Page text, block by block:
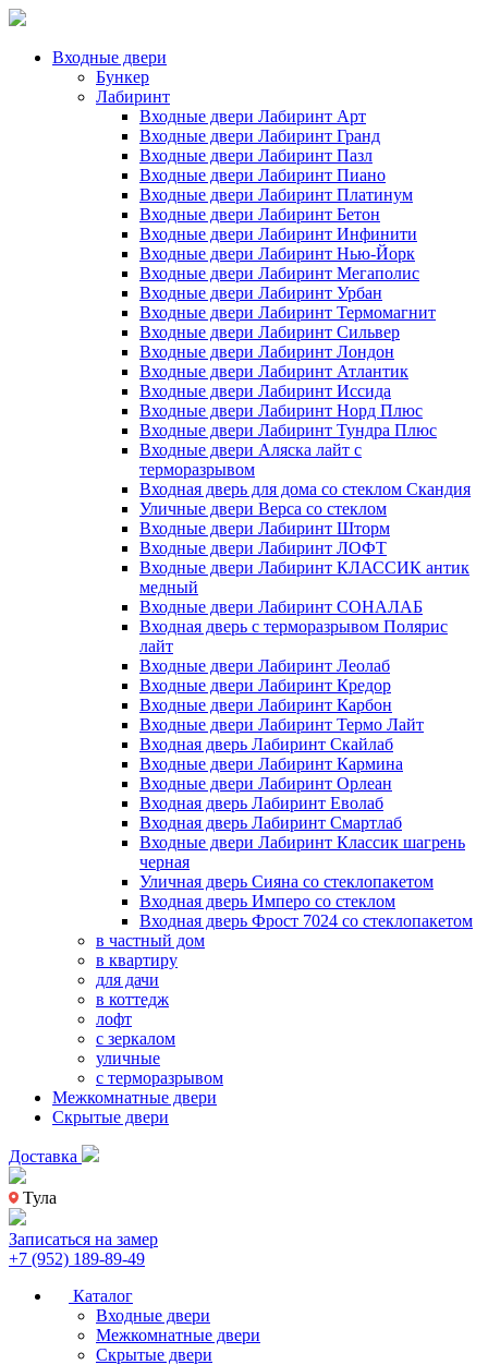
Входные двери
Бункер
Лабиринт
Входные двери Лабиринт Арт
Входные двери Лабиринт Гранд
Входные двери Лабиринт Пазл
Входные двери Лабиринт Пиано
Входные двери Лабиринт Платинум
Входные двери Лабиринт Бетон
Входные двери Лабиринт Инфинити
Входные двери Лабиринт Нью-Йорк
Входные двери Лабиринт Мегаполис
Входные двери Лабиринт Урбан
Входные двери Лабиринт Термомагнит
Входные двери Лабиринт Сильвер
Входные двери Лабиринт Лондон
Входные двери Лабиринт Атлантик
Входные двери Лабиринт Иссида
Входные двери Лабиринт Норд Плюс
Входные двери Лабиринт Тундра Плюс
Входные двери Аляска лайт с
терморазрывом
Входная дверь для дома со стеклом Скандия
Уличные двери Верса со стеклом
Входные двери Лабиринт Шторм
Входные двери Лабиринт ЛОФТ
Входные двери Лабиринт КЛАССИК антик
медный
Входные двери Лабиринт СОНАЛАБ
Входная дверь с терморазрывом Полярис
лайт
Входные двери Лабиринт Леолаб
Входные двери Лабиринт Кредор
Входные двери Лабиринт Карбон
Входные двери Лабиринт Термо Лайт
Входная дверь Лабиринт Скайлаб
Входные двери Лабиринт Кармина
Входные двери Лабиринт Орлеан
Входная дверь Лабиринт Еволаб
Входная дверь Лабиринт Смартлаб
Входные двери Лабиринт Классик шагрень
черная
Уличная дверь Сияна со стеклопакетом
Входная дверь Имперо со стеклом
Входная дверь Фрост 7024 со стеклопакетом
в частный дом
в квартиру
для дачи
в коттедж
лофт
с зеркалом
уличные
с терморазрывом
Межкомнатные двери
Скрытые двери
Доставка
Тула
Записаться на замер
+7 (952) 189-89-49
Каталог
Входные двери
Межкомнатные двери
Скрытые двери